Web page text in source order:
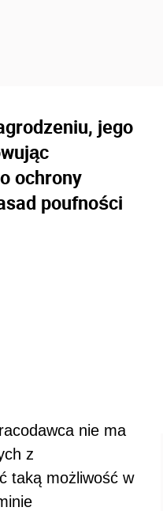
jego
ochrony
poufności
nie ma
z
taką możliwość w